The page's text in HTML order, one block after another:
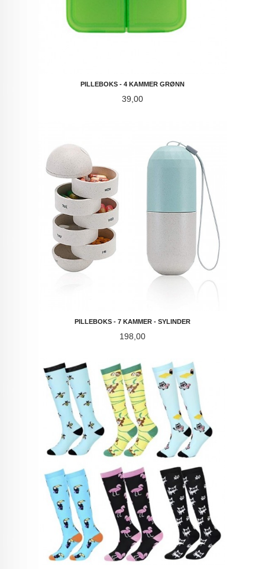
PILLEBOKS - 4 KAMMER GRØNN
Pris
39,00
PILLEBOKS - 7 KAMMER - SYLINDER
Pris
198,00